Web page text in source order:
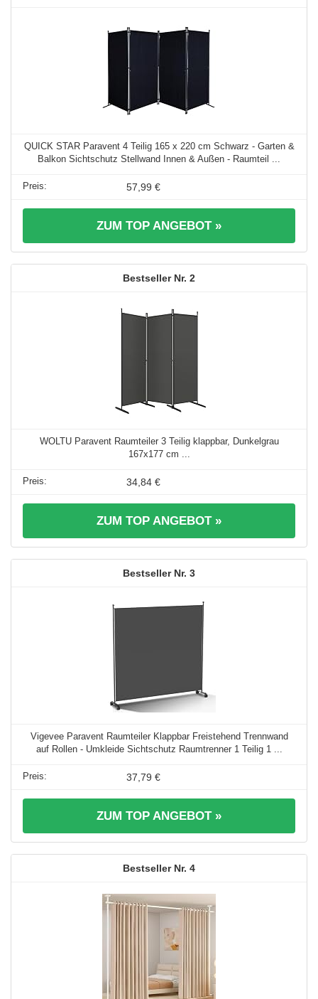
QUICK STAR Paravent 4 Teilig 165 x 220 cm Schwarz - Garten &
Balkon Sichtschutz Stellwand Innen & Außen - Raumteil ...
57,99 €
ZUM TOP ANGEBOT »
2
WOLTU Paravent Raumteiler 3 Teilig klappbar, Dunkelgrau
167x177 cm ...
34,84 €
ZUM TOP ANGEBOT »
3
Vigevee Paravent Raumteiler Klappbar Freistehend Trennwand
auf Rollen - Umkleide Sichtschutz Raumtrenner 1 Teilig 1 ...
37,79 €
ZUM TOP ANGEBOT »
4